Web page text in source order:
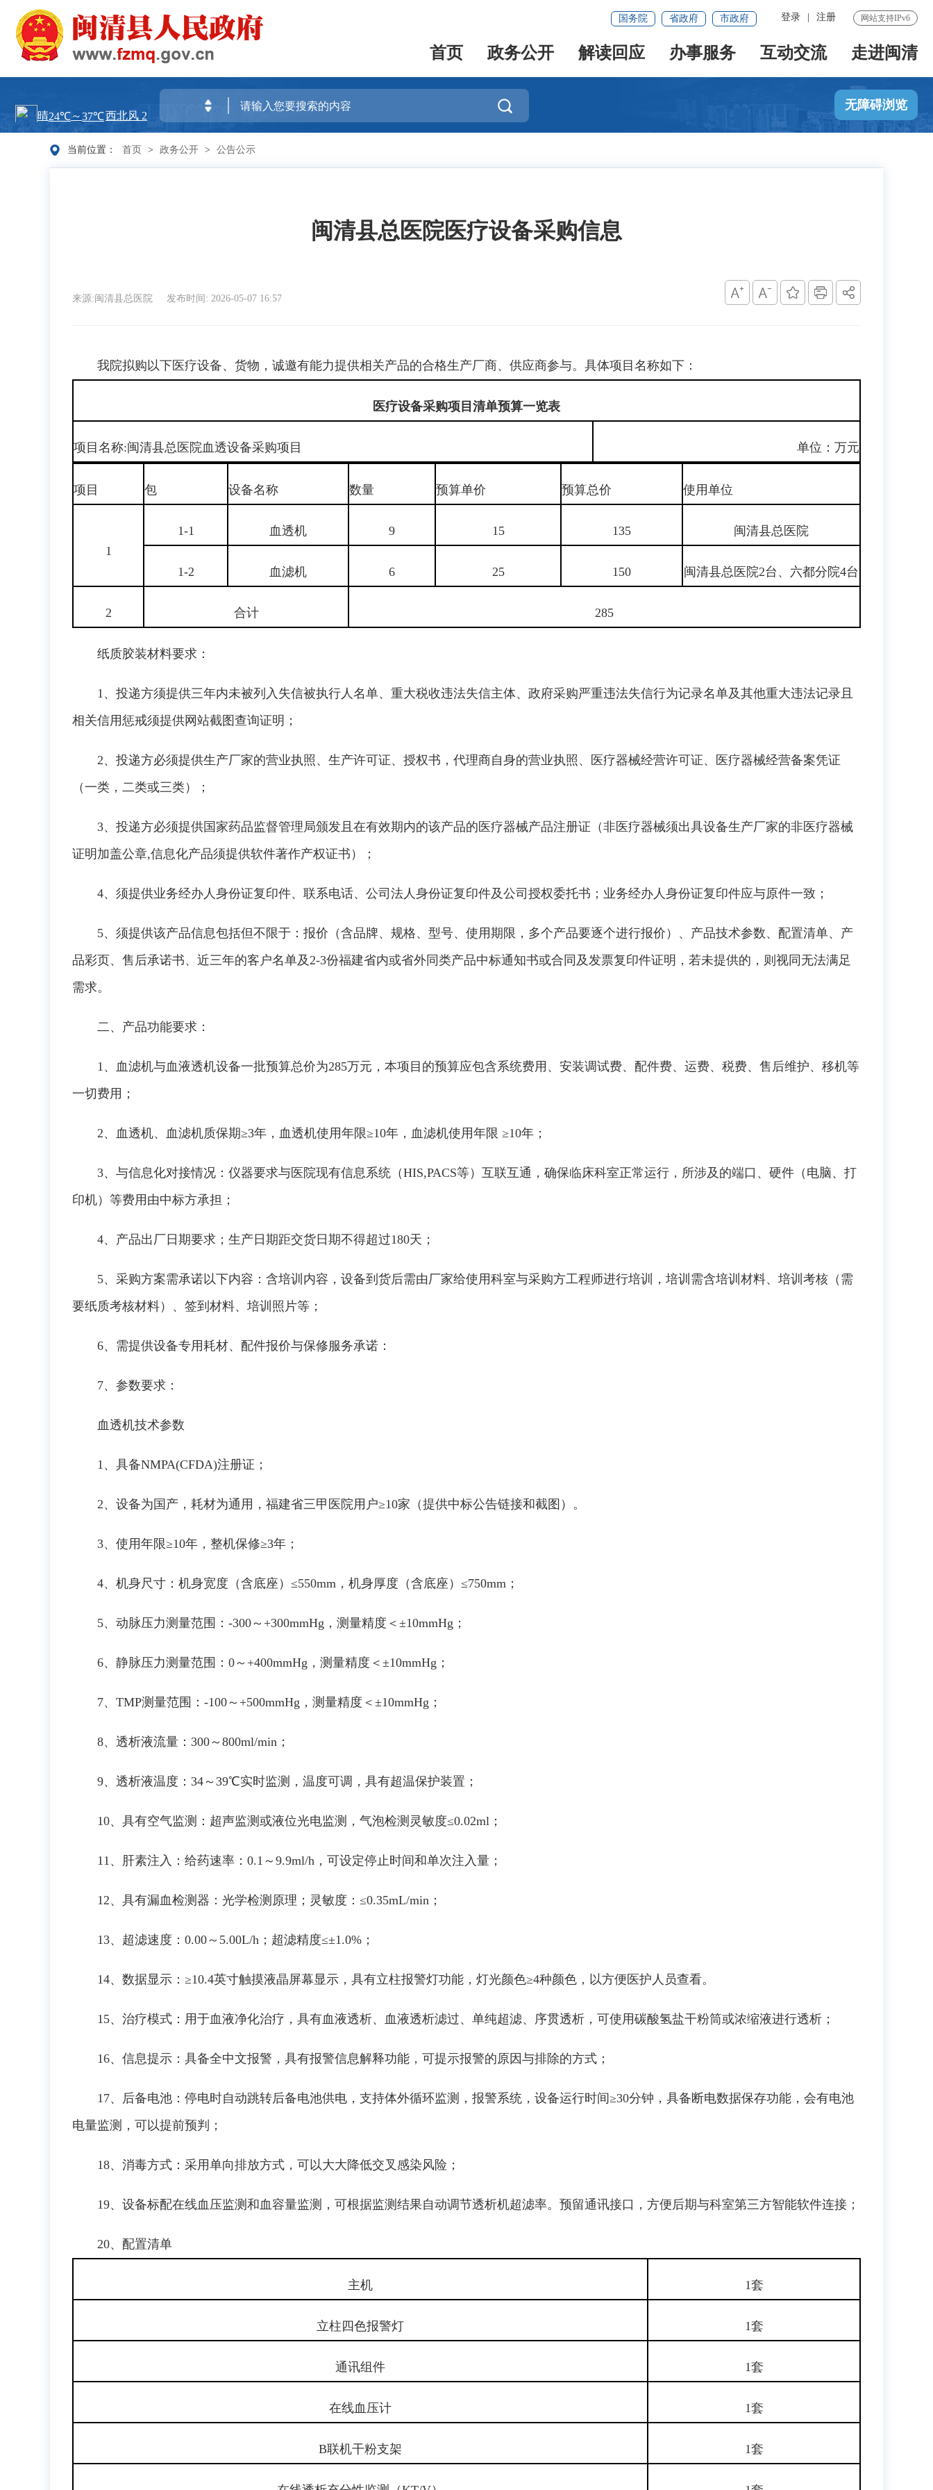
网站支持IPv6
登录 注册
国务院 省政府 市政府
首页 政务公开 解读回应 办事服务 互动交流 走进闽清
 无障碍浏览
当前位置： 首页 > 政务公开 > 公告公示
闽清县总医院医疗设备采购信息
来源:闽清县总医院 发布时间: 2026-05-07 16:57
我院拟购以下医疗设备、货物，诚邀有能力提供相关产品的合格生产厂商、供应商参与。具体项目名称如下：
医疗设备采购项目清单预算一览表
项目名称:闽清县总医院血透设备采购项目 单位：万元
项目 包 设备名称 数量 预算单价 预算总价 使用单位
1
1-1 血透机 9 15 135 闽清县总医院
1-2 血滤机 6 25 150 闽清县总医院2台、六都分院4台
2 合计 285
纸质胶装材料要求：
1、投递方须提供三年内未被列入失信被执行人名单、重大税收违法失信主体、政府采购严重违法失信行为记录名单及其他重大违法记录且
相关信用惩戒须提供网站截图查询证明；
2、投递方必须提供生产厂家的营业执照、生产许可证、授权书，代理商自身的营业执照、医疗器械经营许可证、医疗器械经营备案凭证
（一类，二类或三类）；
3、投递方必须提供国家药品监督管理局颁发且在有效期内的该产品的医疗器械产品注册证（非医疗器械须出具设备生产厂家的非医疗器械
证明加盖公章,信息化产品须提供软件著作产权证书）；
4、须提供业务经办人身份证复印件、联系电话、公司法人身份证复印件及公司授权委托书；业务经办人身份证复印件应与原件一致；
5、须提供该产品信息包括但不限于：报价（含品牌、规格、型号、使用期限，多个产品要逐个进行报价）、产品技术参数、配置清单、产
品彩页、售后承诺书、近三年的客户名单及2-3份福建省内或省外同类产品中标通知书或合同及发票复印件证明，若未提供的，则视同无法满足
需求。
二、产品功能要求：
1、血滤机与血液透机设备一批预算总价为285万元，本项目的预算应包含系统费用、安装调试费、配件费、运费、税费、售后维护、移机等
一切费用；
2、血透机、血滤机质保期≥3年，血透机使用年限≥10年，血滤机使用年限 ≥10年；
3、与信息化对接情况：仪器要求与医院现有信息系统（HIS,PACS等）互联互通，确保临床科室正常运行，所涉及的端口、硬件（电脑、打
印机）等费用由中标方承担；
4、产品出厂日期要求；生产日期距交货日期不得超过180天；
5、采购方案需承诺以下内容：含培训内容，设备到货后需由厂家给使用科室与采购方工程师进行培训，培训需含培训材料、培训考核（需
要纸质考核材料）、签到材料、培训照片等；
6、需提供设备专用耗材、配件报价与保修服务承诺：
7、参数要求：
血透机技术参数
1、具备NMPA(CFDA)注册证；
2、设备为国产，耗材为通用，福建省三甲医院用户≥10家（提供中标公告链接和截图）。
3、使用年限≥10年，整机保修≥3年；
4、机身尺寸：机身宽度（含底座）≤550mm，机身厚度（含底座）≤750mm；
5、动脉压力测量范围：-300～+300mmHg，测量精度＜±10mmHg；
6、静脉压力测量范围：0～+400mmHg，测量精度＜±10mmHg；
7、TMP测量范围：-100～+500mmHg，测量精度＜±10mmHg；
8、透析液流量：300～800ml/min；
9、透析液温度：34～39℃实时监测，温度可调，具有超温保护装置；
10、具有空气监测：超声监测或液位光电监测，气泡检测灵敏度≤0.02ml；
11、肝素注入：给药速率：0.1～9.9ml/h，可设定停止时间和单次注入量；
12、具有漏血检测器：光学检测原理；灵敏度：≤0.35mL/min；
13、超滤速度：0.00～5.00L/h；超滤精度≤±1.0%；
14、数据显示：≥10.4英寸触摸液晶屏幕显示，具有立柱报警灯功能，灯光颜色≥4种颜色，以方便医护人员查看。
15、治疗模式：用于血液净化治疗，具有血液透析、血液透析滤过、单纯超滤、序贯透析，可使用碳酸氢盐干粉筒或浓缩液进行透析；
16、信息提示：具备全中文报警，具有报警信息解释功能，可提示报警的原因与排除的方式；
17、后备电池：停电时自动跳转后备电池供电，支持体外循环监测，报警系统，设备运行时间≥30分钟，具备断电数据保存功能，会有电池
电量监测，可以提前预判；
18、消毒方式：采用单向排放方式，可以大大降低交叉感染风险；
19、设备标配在线血压监测和血容量监测，可根据监测结果自动调节透析机超滤率。预留通讯接口，方便后期与科室第三方智能软件连接；
20、配置清单
主机 1套
立柱四色报警灯 1套
通讯组件 1套
在线血压计 1套
B联机干粉支架 1套